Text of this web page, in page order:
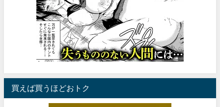
買えば買うほどおトク